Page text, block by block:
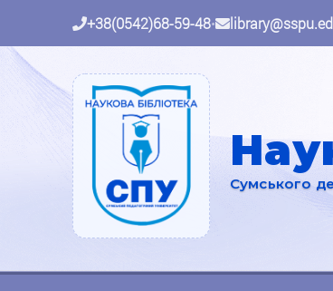
+38(0542)68-59-48•
Сумського